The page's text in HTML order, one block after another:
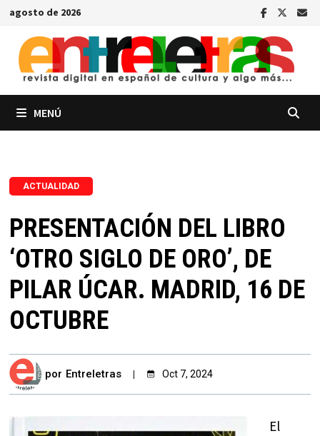
Saltar
contenido
agosto de 2026
MENÚ
ACTUALIDAD
PRESENTACIÓN DEL LIBRO
‘OTRO SIGLO DE ORO’, DE
PILAR ÚCAR. MADRID, 16 DE
OCTUBRE
por Entreletras Oct 7, 2024
El